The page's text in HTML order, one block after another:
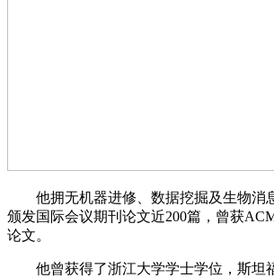
他拥无机器进修、数据挖掘及生物消
颁发国际会议期刊论文近200篇，曾获
论文。
他曾获得了浙江大学学士学位，斯坦